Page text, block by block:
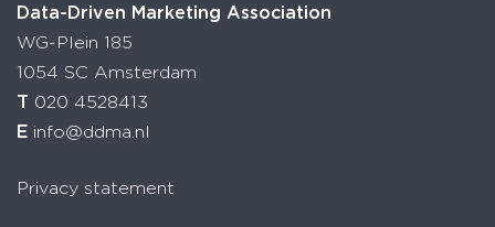
Data-Driven Marketing Association
WG-Plein 185
1054 SC Amsterdam
T 020 4528413
E info@ddma.nl
Privacy statement